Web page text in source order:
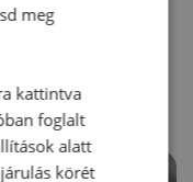
meg
kattintva
foglalt
alatt
körét